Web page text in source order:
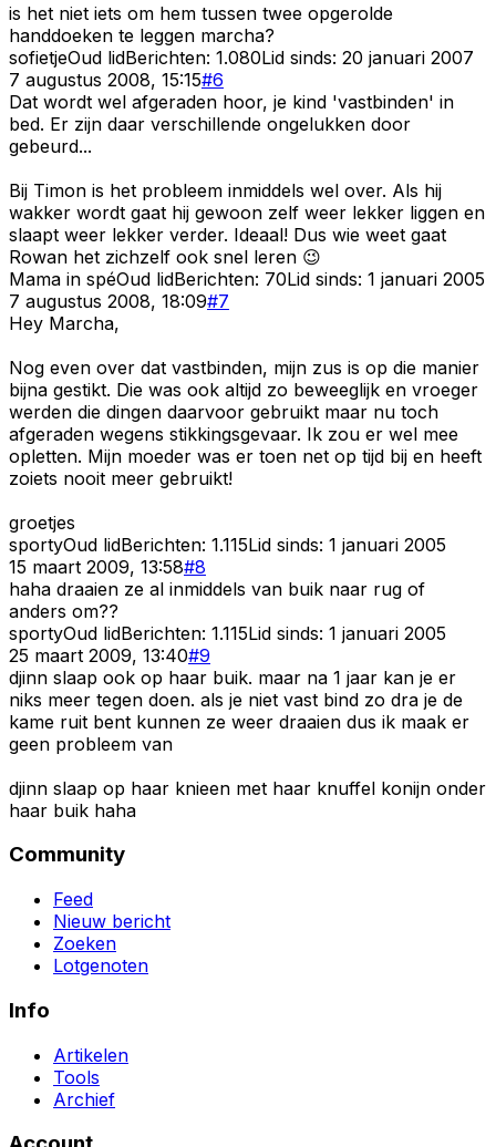
is het niet iets om hem tussen twee opgerolde
handdoeken te leggen marcha?
sofietjeOud lidBerichten: 1.080Lid sinds: 20 januari 2007
7 augustus 2008, 15:15#6
Dat wordt wel afgeraden hoor, je kind 'vastbinden' in
bed. Er zijn daar verschillende ongelukken door
gebeurd...
Bij Timon is het probleem inmiddels wel over. Als hij
wakker wordt gaat hij gewoon zelf weer lekker liggen en
slaapt weer lekker verder. Ideaal! Dus wie weet gaat
Rowan het zichzelf ook snel leren 😉
Mama in spéOud lidBerichten: 70Lid sinds: 1 januari 2005
7 augustus 2008, 18:09#7
Hey Marcha,
Nog even over dat vastbinden, mijn zus is op die manier
bijna gestikt. Die was ook altijd zo beweeglijk en vroeger
werden die dingen daarvoor gebruikt maar nu toch
afgeraden wegens stikkingsgevaar. Ik zou er wel mee
opletten. Mijn moeder was er toen net op tijd bij en heeft
zoiets nooit meer gebruikt!
groetjes
sportyOud lidBerichten: 1.115Lid sinds: 1 januari 2005
15 maart 2009, 13:58#8
haha draaien ze al inmiddels van buik naar rug of
anders om??
sportyOud lidBerichten: 1.115Lid sinds: 1 januari 2005
25 maart 2009, 13:40#9
djinn slaap ook op haar buik. maar na 1 jaar kan je er
niks meer tegen doen. als je niet vast bind zo dra je de
kame ruit bent kunnen ze weer draaien dus ik maak er
geen probleem van
djinn slaap op haar knieen met haar knuffel konijn onder
haar buik haha
Community
Feed
Nieuw bericht
Zoeken
Lotgenoten
Info
Artikelen
Tools
Archief